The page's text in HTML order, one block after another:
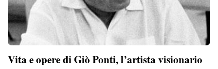
Vita e opere di Giò Ponti, l’artista visionario